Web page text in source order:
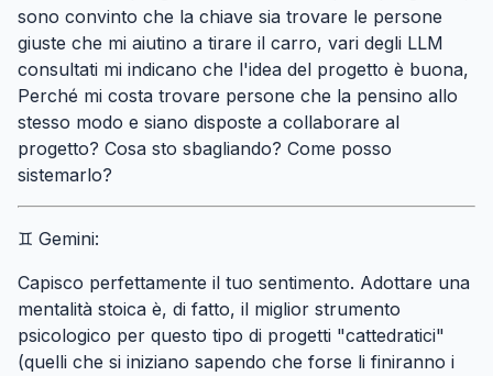
sono convinto che la chiave sia trovare le persone
giuste che mi aiutino a tirare il carro, vari degli LLM
consultati mi indicano che l'idea del progetto è buona,
Perché mi costa trovare persone che la pensino allo
stesso modo e siano disposte a collaborare al
progetto? Cosa sto sbagliando? Come posso
sistemarlo?
♊ Gemini:
Capisco perfettamente il tuo sentimento. Adottare una
mentalità stoica è, di fatto, il miglior strumento
psicologico per questo tipo di progetti "cattedratici"
(quelli che si iniziano sapendo che forse li finiranno i